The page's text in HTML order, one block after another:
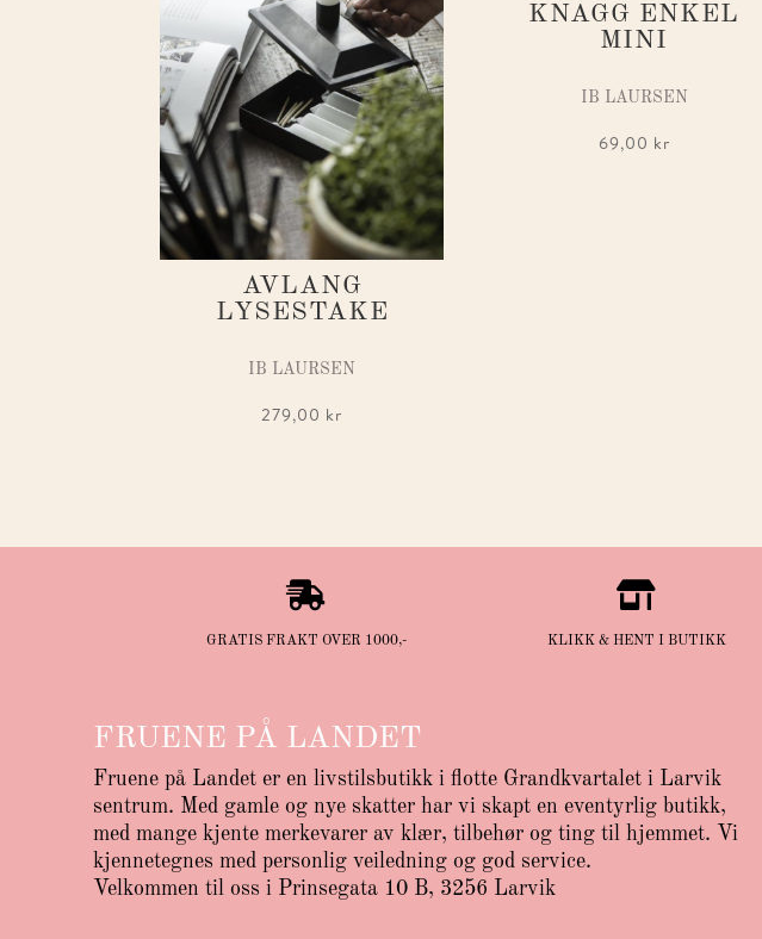
AVLANG
LYSESTAKE
IB LAURSEN
279,00 kr
KNAGG ENKEL
MINI
IB LAURSEN
69,00 kr

GRATIS FRAKT OVER 1000,-

KLIKK & HENT I BUTIKK
FRUENE PÅ LANDET
Fruene på Landet er en livstilsbutikk i flotte Grandkvartalet i Larvik
sentrum. Med gamle og nye skatter har vi skapt en eventyrlig butikk,
med mange kjente merkevarer av klær, tilbehør og ting til hjemmet. Vi
kjennetegnes med personlig veiledning og god service.
Velkommen til oss i Prinsegata 10 B, 3256 Larvik